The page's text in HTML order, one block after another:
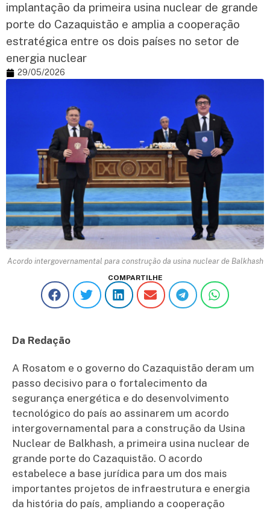
implantação da primeira usina nuclear de grande
porte do Cazaquistão e amplia a cooperação
estratégica entre os dois países no setor de
energia nuclear
29/05/2026
Acordo intergovernamental para construção da usina nuclear de Balkhash
COMPARTILHE
Da Redação
A Rosatom e o governo do Cazaquistão deram um
passo decisivo para o fortalecimento da
segurança energética e do desenvolvimento
tecnológico do país ao assinarem um acordo
intergovernamental para a construção da Usina
Nuclear de Balkhash, a primeira usina nuclear de
grande porte do Cazaquistão. O acordo
estabelece a base jurídica para um dos mais
importantes projetos de infraestrutura e energia
da história do país, ampliando a cooperação